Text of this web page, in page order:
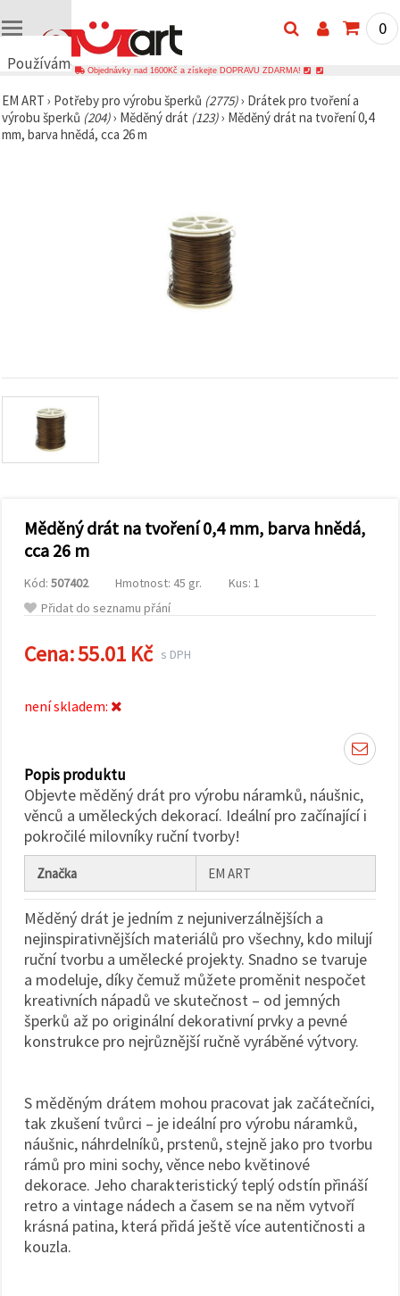
Používáme
🍪
Používáme
cookies a
zobrazovali
obsah a
reklamu, a
pomocí
našich
marketing.
souhlasit s
všech
cookies
kliknutím
vše!" Nebo
preference v
Nastavení
cookies a
kliknutím
na tlačítko
"Uložit"
Přijmout
vše
Nastavení
0
Objednávky nad 1600Kč a získejte DOPRAVU ZDARMA!
EM ART › Potřeby pro výrobu šperků (2775)› Drátek pro tvoření a
výrobu šperků (204)› Měděný drát (123)› Měděný drát na tvoření 0,4
mm, barva hnědá, cca 26 m
Měděný drát na tvoření 0,4 mm, barva hnědá,
cca 26 m
Kód: 507402 Hmotnost: 45 gr.
Kus: 1
Přidat do seznamu přání
Cena:55.01 Kč s DPH
není skladem:
Popis produktu
Objevte měděný drát pro výrobu náramků, náušnic,
věnců a uměleckých dekorací. Ideální pro začínající i
pokročilé milovníky ruční tvorby!
Značka EM ART
Měděný drát je jedním z nejuniverzálnějších a
nejinspirativnějších materiálů pro všechny, kdo milují
ruční tvorbu a umělecké projekty. Snadno se tvaruje
a modeluje, díky čemuž můžete proměnit nespočet
kreativních nápadů ve skutečnost – od jemných
šperků až po originální dekorativní prvky a pevné
konstrukce pro nejrůznější ručně vyráběné výtvory.
S měděným drátem mohou pracovat jak začátečníci,
tak zkušení tvůrci – je ideální pro výrobu náramků,
náušnic, náhrdelníků, prstenů, stejně jako pro tvorbu
rámů pro mini sochy, věnce nebo květinové
dekorace. Jeho charakteristický teplý odstín přináší
retro a vintage nádech a časem se na něm vytvoří
krásná patina, která přidá ještě více autentičnosti a
kouzla.